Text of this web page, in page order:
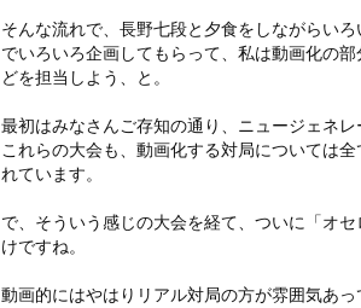
そんな流れで、長野七段と夕食をしながらい
でいろいろ企画してもらって、私は動画化の
どを担当しよう、と。
最初はみなさんご存知の通り、ニュージェネ
これらの大会も、動画化する対局については
れています。
で、そういう感じの大会を経て、ついに「オ
けですね。
動画的にはやはりリアル対局の方が雰囲気あっ